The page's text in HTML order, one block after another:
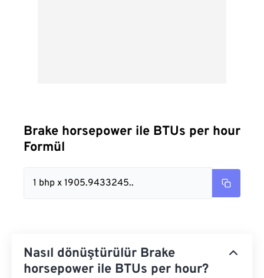
Brake horsepower ile BTUs per hour
Formül
1 bhp x 1905.9433245..
Nasıl dönüştürülür Brake
horsepower ile BTUs per hour?